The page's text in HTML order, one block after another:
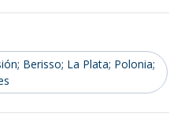
Berisso; La Plata; Polonia;